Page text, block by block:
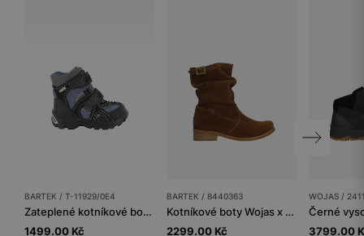
BARTEK / T-11929/0E4
Zateplené kotníkové boty BARTEK T-11929/0E4, tmavě modro-černé
1499.00 Kč
BARTEK / 8440363
Kotníkové boty Wojas x Bartek 8440363, pro dívky, hnědé
2299.00 Kč
WOJAS /
3799.00